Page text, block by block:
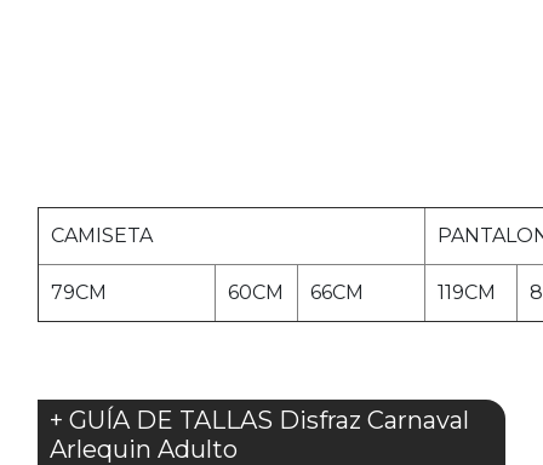
CAMISETA
79CM 60CM 66CM 119CM
+ GUÍA DE TALLAS Disfraz Carnaval
Arlequin Adulto